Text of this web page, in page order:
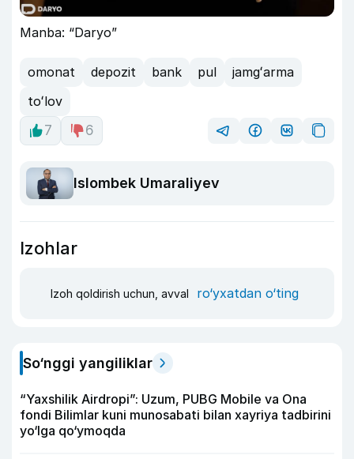
Manba: “Daryo”
omonat depozit bank pul
jamgʻarma
toʻlov
7
6
Islombek Umaraliyev
Izohlar
Izoh qoldirish uchun, avval ro‘yxatdan o‘ting
So‘nggi yangiliklar
“Yaxshilik Airdropi”: Uzum, PUBG Mobile va Ona
fondi Bilimlar kuni munosabati bilan xayriya tadbirini
yo‘lga qo‘ymoqda